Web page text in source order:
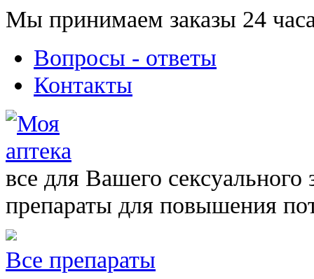
Мы принимаем заказы 24
Вопросы - ответы
Контакты
все для Вашего сексуального
препараты для повышения
Все препараты